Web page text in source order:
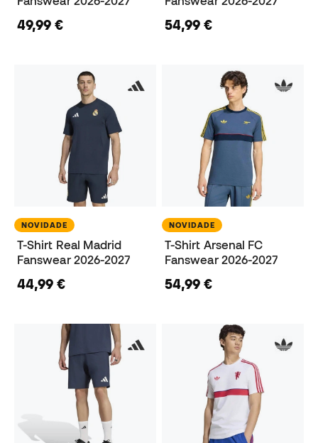
49,99 € 54,99 €
NOVIDADE
T-Shirt Real Madrid
Fanswear 2026-2027
44,99 €
NOVIDADE
T-Shirt Arsenal FC
Fanswear 2026-2027
54,99 €